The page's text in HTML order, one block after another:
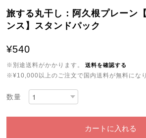
旅する丸干し：阿久根プレーン
ンス】スタンドパック
¥540
※別途送料がかかります。 送料を確認する
※¥10,000以上のご注文で国内送料が無料になり
数量
カートに入れる